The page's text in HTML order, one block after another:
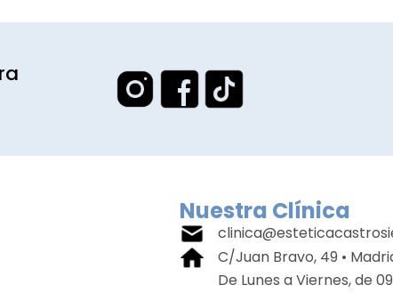
Nuestra Clínica
C/Juan Bravo, 49 •
De Lunes a Viernes, de